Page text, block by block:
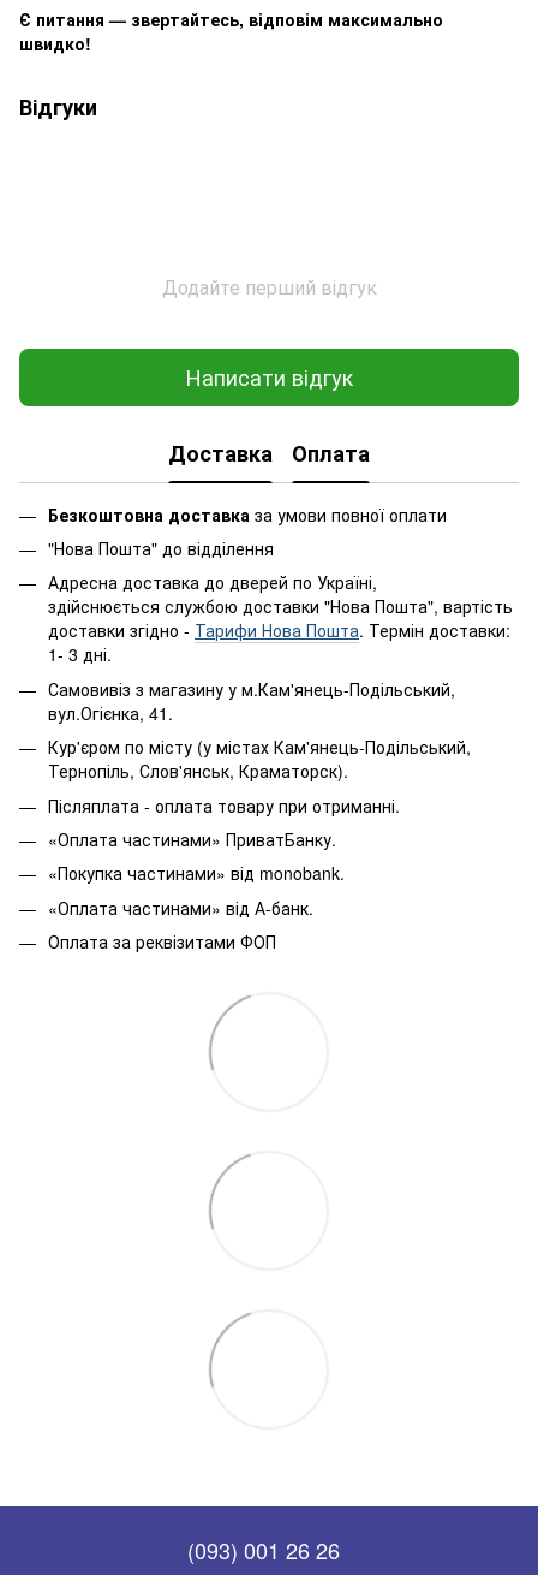
Є питання — звертайтесь, відповім максимально
швидко!
Відгуки
Додайте перший відгук
Написати відгук
Доставка Оплата
Безкоштовна доставка за умови повної оплати
"Нова Пошта" до відділення
Адресна доставка до дверей по Україні,
здійснюється службою доставки "Нова Пошта", вартість
доставки згідно - Тарифи Нова Пошта. Термін доставки:
1- 3 дні.
Самовивіз з магазину у м.Кам'янець-Подільський,
вул.Огієнка, 41.
Кур'єром по місту (у містах Кам'янець-Подільський,
Тернопіль, Слов'янськ, Краматорск).
Післяплата - оплата товару при отриманні.
«Оплата частинами» ПриватБанку.
«Покупка частинами» від monobank.
«Оплата частинами» від А-банк.
Оплата за реквізитами ФОП
(093) 001 26 26